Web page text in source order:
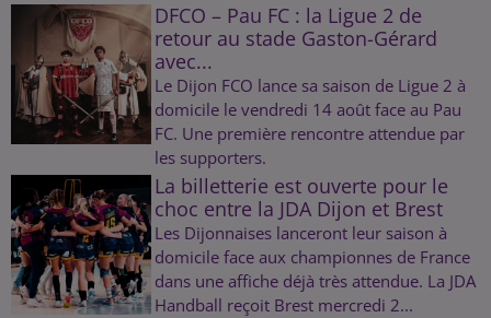
DFCO – Pau FC : la Ligue 2 de
retour au stade Gaston-Gérard
avec...
Le Dijon FCO lance sa saison de Ligue 2 à
domicile le vendredi 14 août face au Pau
FC. Une première rencontre attendue par
les supporters.
La billetterie est ouverte pour le
choc entre la JDA Dijon et Brest
Les Dijonnaises lanceront leur saison à
domicile face aux championnes de France
dans une affiche déjà très attendue. La JDA
Handball reçoit Brest mercredi 2...